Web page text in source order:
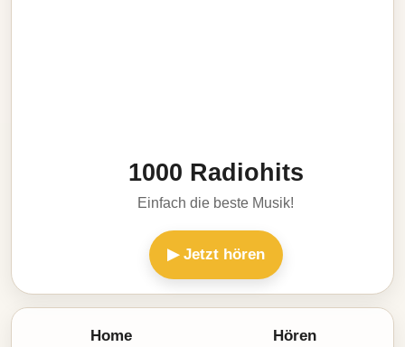
1000 Radiohits
Einfach die beste Musik!
▶ Jetzt hören
Home Hören